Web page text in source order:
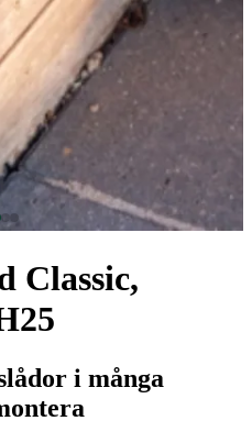
Classic,
i många